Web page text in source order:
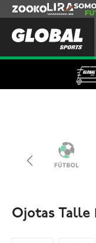
Zooko Lira Somos
Ojotas Talle